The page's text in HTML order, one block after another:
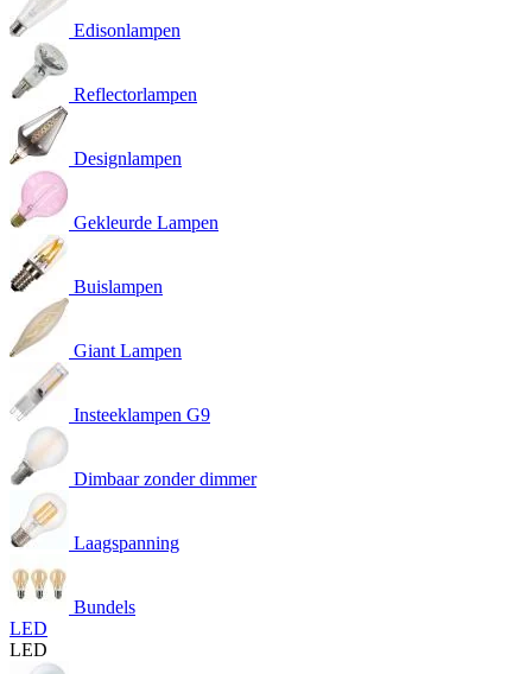
Edisonlampen
Reflectorlampen
Designlampen
Gekleurde Lampen
Buislampen
Giant Lampen
Insteeklampen G9
Dimbaar zonder dimmer
Laagspanning
Bundels
LED
LED